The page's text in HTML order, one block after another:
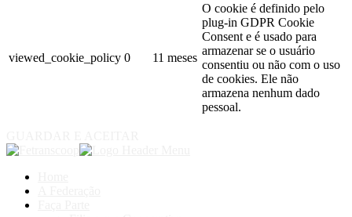
viewed_cookie_policy 0 11 meses
O cookie é definido pelo
plug-in GDPR Cookie
Consent e é usado para
armazenar se o usuário
consentiu ou não com o uso
de cookies. Ele não
armazena nenhum dado
pessoal.